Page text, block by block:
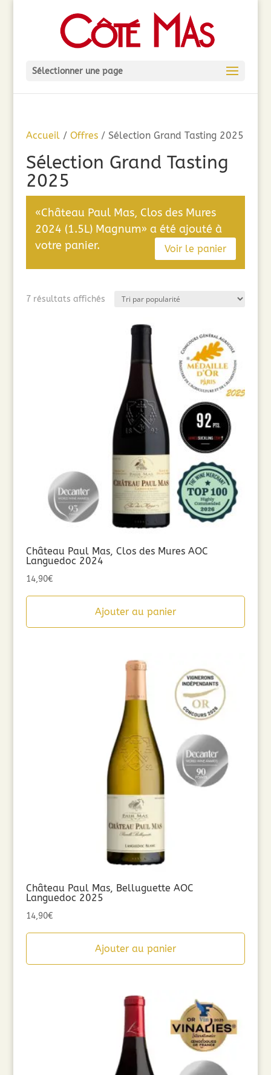
Sélectionner une page
Accueil/ Offres/ Sélection Grand Tasting 2025
Sélection Grand Tasting
2025
«Château Paul Mas, Clos des Mures
2024 (1.5L) Magnum» a été ajouté à
votre panier.
Voir le panier
7 résultats affichésTrié
popularité
Château Paul Mas, Clos des Mures AOC
Languedoc 2024
14,90€
Ajouter au panier
Château Paul Mas, Belluguette AOC
Languedoc 2025
14,90€
Ajouter au panier